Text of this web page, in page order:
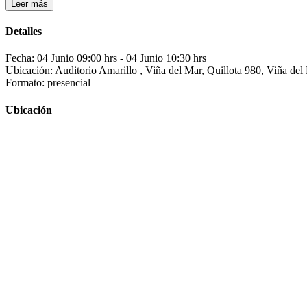
Leer más
Detalles
Fecha: 04 Junio 09:00 hrs - 04 Junio 10:30 hrs
Ubicación: Auditorio Amarillo , Viña del Mar, Quillota 980, Viña del
Formato: presencial
Ubicación